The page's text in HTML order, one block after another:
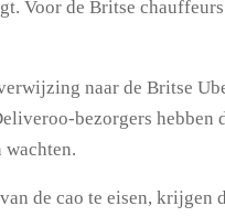
Voor de Britse
naar de Britse
bezorgers hebben
de cao te eisen, krijgen